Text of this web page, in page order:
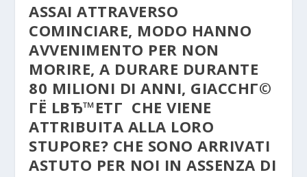
ASSAI ATTRAVERSO
COMINCIARE, MODO HANNO
AVVENIMENTO PER NON
MORIRE, A DURARE DURANTE
80 MILIONI DI ANNI, GIACCHГ©
ГЁ LВЂ™ETГ CHE VIENE
ATTRIBUITA ALLA LORO
STUPORE? CHE SONO ARRIVATI
ASTUTO PER NOI IN ASSENZA DI